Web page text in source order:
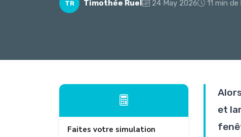
TR Timothée Ruel 24 May 2026 11 min
Faites votre simulation
et